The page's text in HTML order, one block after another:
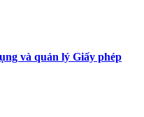
và quản lý Giấy phép